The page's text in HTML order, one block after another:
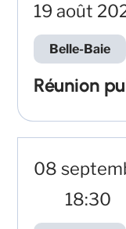
19 août
Belle-Baie
Réunion
08
18:30